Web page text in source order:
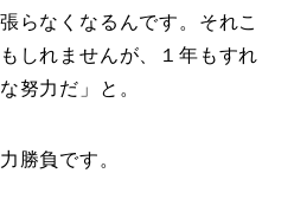
らなくなるんです。それこ
しれませんが、１年もすれ
努力だ」と。
勝負です。